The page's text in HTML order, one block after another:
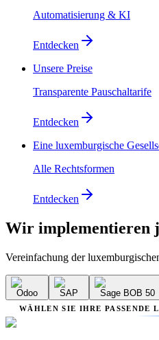
Automatisierung & KI
Entdecken
Unsere Preise
Transparente Pauschaltarife
Entdecken
Eine luxemburgische
Alle Rechtsformen
Entdecken
Wir implementieren
Vereinfachung der
Odoo SAP Sage BOB 50
WÄHLEN SIE IHRE PASSENDE